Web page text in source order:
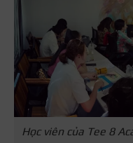
Học viên của Tee 8